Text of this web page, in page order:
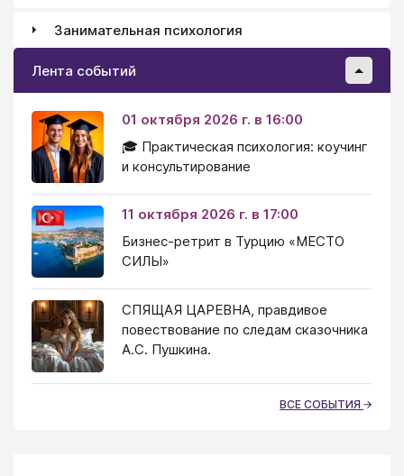
Занимательная психология
Лента событий
01 октября 2026 г. в 16:00
🎓 Практическая психология: коучинг
и консультирование
11 октября 2026 г. в 17:00
Бизнес-ретрит в Турцию «МЕСТО
СИЛЫ»
СПЯЩАЯ ЦАРЕВНА, правдивое
повествование по следам сказочника
А.С. Пушкина.
ВСЕ СОБЫТИЯ